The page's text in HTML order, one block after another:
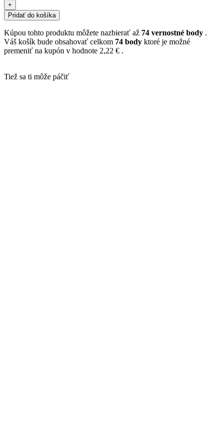
+
Pridať do košíka
Kúpou tohto produktu môžete nazbierať až 74 vernostné body .
Váš košík bude obsahovať celkom 74 body ktoré je možné
premeniť na kupón v hodnote 2,22 € .
Tiež sa ti môže páčiť